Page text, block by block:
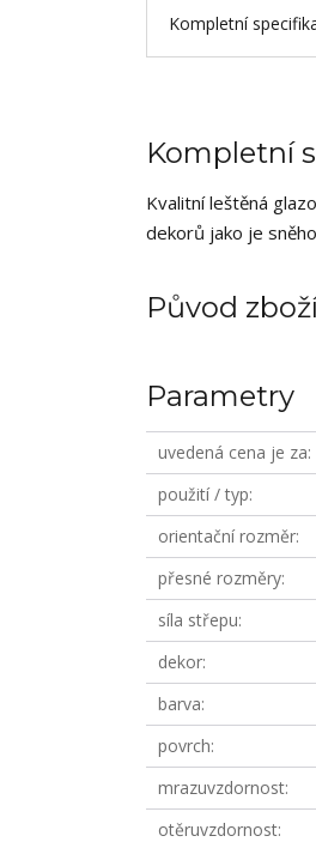
Kompletní
Kompletní
Kvalitní leštěná
dekorů jako je
Původ
Parametry
uvedená cena je za
použití / typ
orientační rozměr
přesné rozměry
síla střepu
dekor
barva
povrch
mrazuvzdornost
otěruvzdornost